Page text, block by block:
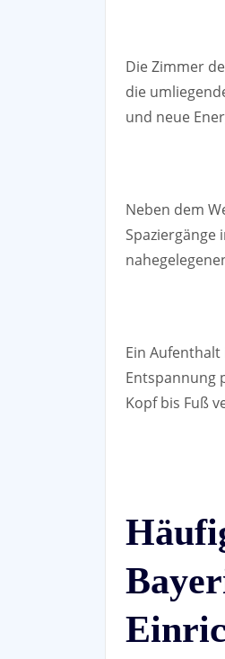
Die Zimmer
die
und neue
Neben dem
Spaziergänge
Ein
Entspannung
Kopf bis Fuß